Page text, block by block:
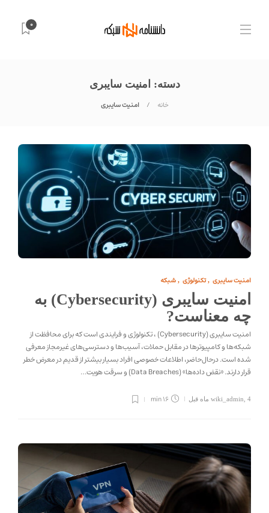
0
دسته: امنیت سایبری
خانه امنیت سایبری
امنیت سایبری ,تکنولوژی , شبکه
امنیت سایبری (Cybersecurity) به
چه معناست?
امنیت سایبری (Cybersecurity) ، تکنولوژی و فرایندی است که برای محافظت از
شبکه‌ها و کامپیوترها در مقابل حملات، آسیب‌ها و دسترسی‌های غیرمجاز معرفی
شده است. درحال‌حاضر، اطلاعات خصوصی افراد بسیار بیشتر از قدیم در معرض خطر
قرار دارند. «نقض داده‌ها» (Data Breaches) و سرقت هویت…
wiki_admin 4 ماه قبل 16 min